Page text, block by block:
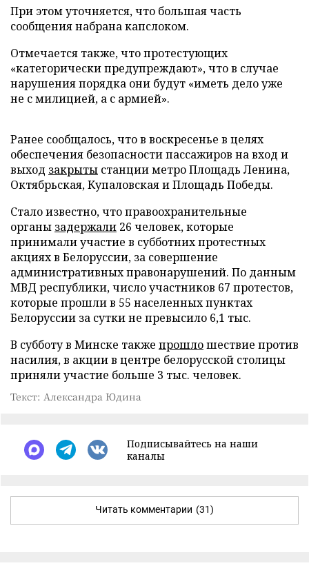
При этом уточняется, что большая часть
сообщения набрана капслоком.
Отмечается также, что протестующих
«категорически предупреждают», что в случае
нарушения порядка они будут «иметь дело уже
не с милицией, а с армией».
Ранее сообщалось, что в воскресенье в целях
обеспечения безопасности пассажиров на вход и
выход закрыты станции метро Площадь Ленина,
Октябрьская, Купаловская и Площадь Победы.
Стало известно, что правоохранительные
органы задержали 26 человек, которые
принимали участие в субботних протестных
акциях в Белоруссии, за совершение
административных правонарушений. По данным
МВД республики, число участников 67 протестов,
которые прошли в 55 населенных пунктах
Белоруссии за сутки не превысило 6,1 тыс.
В субботу в Минске также прошлошествие против
насилия, в акции в центре белорусской столицы
приняли участие больше 3 тыс. человек.
Текст: Александра Юдина
Подписывайтесь на наши
каналы
Читать комментарии (31)